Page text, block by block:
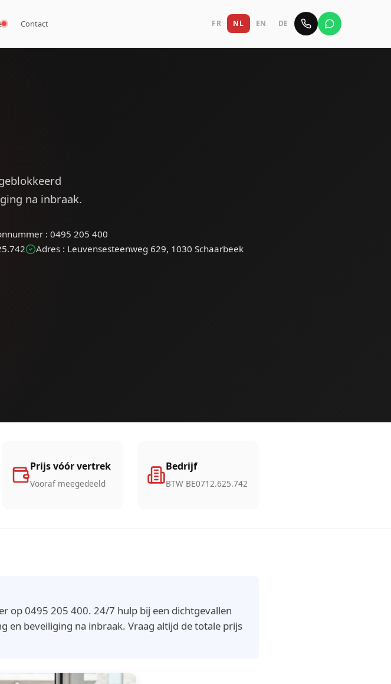
Contact FR NL EN DE
na inbraak.
: 0495 205 400
Adres : Leuvensesteenweg 629, 1030 Schaarbeek
Prijs vóór vertrek
Vooraf meegedeeld
Bedrijf
BTW BE0712.625.742
op 0495 205 400. 24/7 hulp bij een dichtgevallen
en beveiliging na inbraak. Vraag altijd de totale prijs